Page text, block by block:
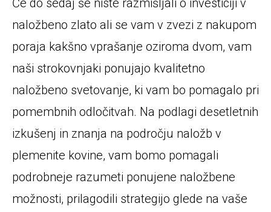
Če do sedaj še niste razmišljali o investiciji v
naložbeno zlato ali se vam v zvezi z nakupom
poraja kakšno vprašanje oziroma dvom, vam
naši strokovnjaki ponujajo kvalitetno
naložbeno svetovanje, ki vam bo pomagalo pri
pomembnih odločitvah. Na podlagi desetletnih
izkušenj in znanja na področju naložb v
plemenite kovine, vam bomo pomagali
podrobneje razumeti ponujene naložbene
možnosti, prilagodili strategijo glede na vaše